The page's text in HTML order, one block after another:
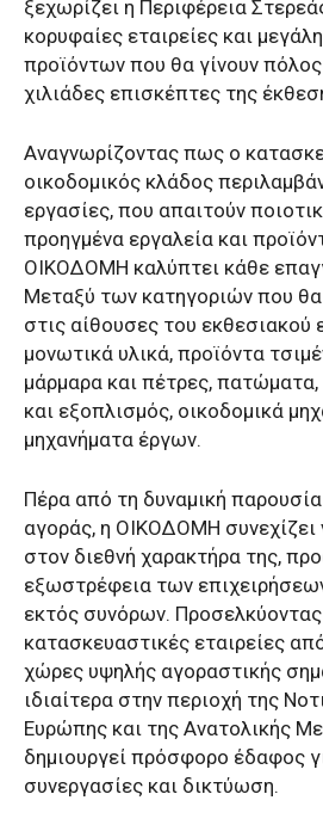
ξεχωρίζει η Περιφέρεια
κορυφαίες εταιρείες και
προϊόντων που θα γίνουν
χιλιάδες επισκέπτες της
Αναγνωρίζοντας πως ο
οικοδομικός κλάδος
εργασίες, που απαιτούν
προηγμένα εργαλεία και
ΟΙΚΟΔΟΜΗ καλύπτει κάθε
Μεταξύ των κατηγοριών που
στις αίθουσες του εκθεσιακού
μονωτικά υλικά, προϊόντα
μάρμαρα και πέτρες, πατώματα,
και εξοπλισμός, οικοδομικά
μηχανήματα έργων.
Πέρα από τη δυναμική
αγοράς, η ΟΙΚΟΔΟΜΗ συνεχίζει
στον διεθνή χαρακτήρα της,
εξωστρέφεια των
εκτός συνόρων.
κατασκευαστικές εταιρείες
χώρες υψηλής αγοραστικής
ιδιαίτερα στην περιοχή της
Ευρώπης και της Ανατολικής
δημιουργεί πρόσφορο έδαφος
συνεργασίες και δικτύωση.